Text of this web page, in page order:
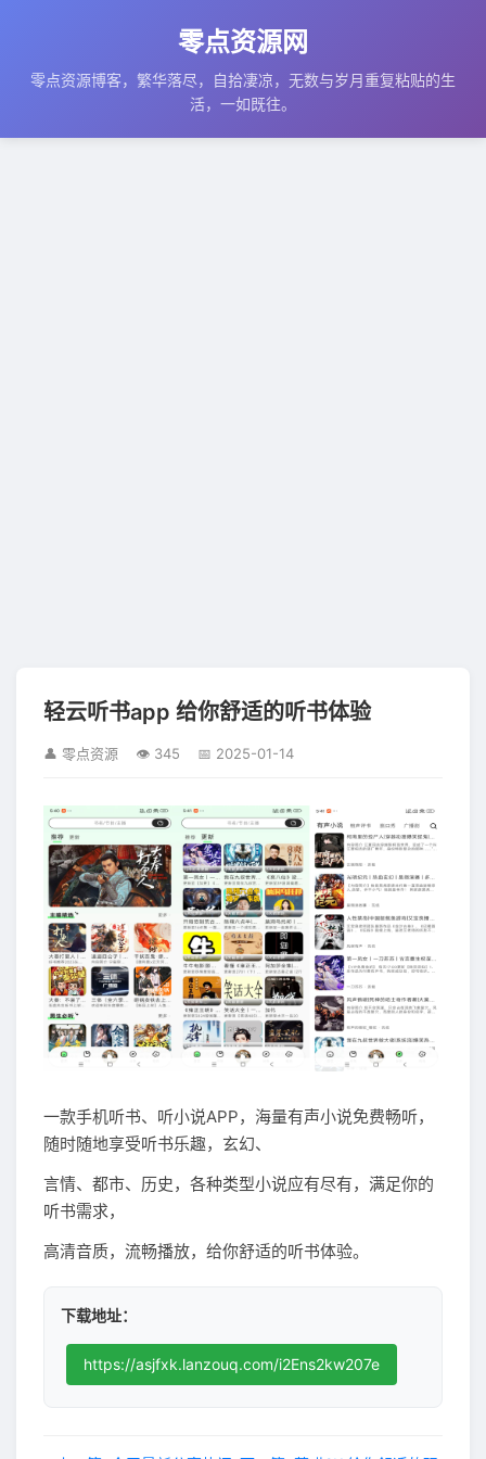
零点资源网
零点资源博客，繁华落尽，自拾凄凉，无数与岁月重复粘贴的生
活，一如既往。
轻云听书app 给你舒适的听书体验
👤 零点资源 👁 345 📅 2025-01-14
一款手机听书、听小说APP，海量有声小说免费畅听，
随时随地享受听书乐趣，玄幻、
言情、都市、历史，各种类型小说应有尽有，满足你的
听书需求，
高清音质，流畅播放，给你舒适的听书体验。
下载地址：
https://asjfxk.lanzouq.com/i2Ens2kw207e